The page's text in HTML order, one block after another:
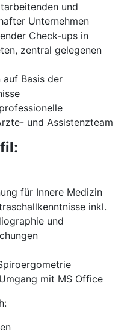
und
Unternehmen
Check-ups in
zentral gelegenen
auf Basis der
und Assistenzteam
für Innere Medizin
inkl.
und
mit MS Office